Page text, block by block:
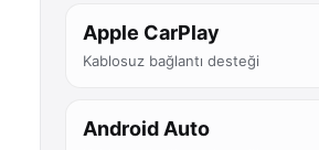
Apple CarPlay
Kablosuz bağlantı desteği
Android Auto